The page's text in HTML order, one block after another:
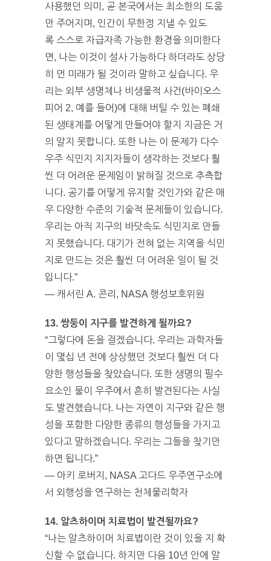
사용했던 의미, 곧 본국에서는 최소한의 도움
만 주어지며, 인간이 무한정 지낼 수 있도
록 스스로 자급자족 가능한 환경을 의미한다
면, 나는 이것이 설사 가능하다 하더라도 상당
히 먼 미래가 될 것이라 말하고 싶습니다. 우
리는 외부 생명체나 비생물적 사건(바이오스
피어 2, 예를 들어)에 대해 버틸 수 있는 폐쇄
된 생태계를 어떻게 만들어야 할지 지금은 거
의 알지 못합니다. 또한 나는 이 문제가 다수
우주 식민지 지지자들이 생각하는 것보다 훨
씬 더 어려운 문제임이 밝혀질 것으로 추측합
니다. 공기를 어떻게 유지할 것인가와 같은 매
우 다양한 수준의 기술적 문제들이 있습니다.
우리는 아직 지구의 바닷속도 식민지로 만들
지 못했습니다. 대기가 전혀 없는 지역을 식민
지로 만드는 것은 훨씬 더 어려운 일이 될 것
입니다.”
— 캐서린 A. 콘리, NASA 행성보호위원
13. 쌍둥이 지구를 발견하게 될까요?
“그렇다에 돈을 걸겠습니다. 우리는 과학자들
이 몇십 년 전에 상상했던 것보다 훨씬 더 다
양한 행성들을 찾았습니다. 또한 생명의 필수
요소인 물이 우주에서 흔히 발견된다는 사실
도 발견했습니다. 나는 자연이 지구와 같은 행
성을 포함한 다양한 종류의 행성들을 가지고
있다고 말하겠습니다. 우리는 그들을 찾기만
하면 됩니다.”
— 아키 로버지, NASA 고다드 우주연구소에
서 외행성을 연구하는 천체물리학자
14. 알츠하이머 치료법이 발견될까요?
“나는 알츠하이머 치료법이란 것이 있을 지 확
신할 수 없습니다. 하지만 다음 10년 안에 알